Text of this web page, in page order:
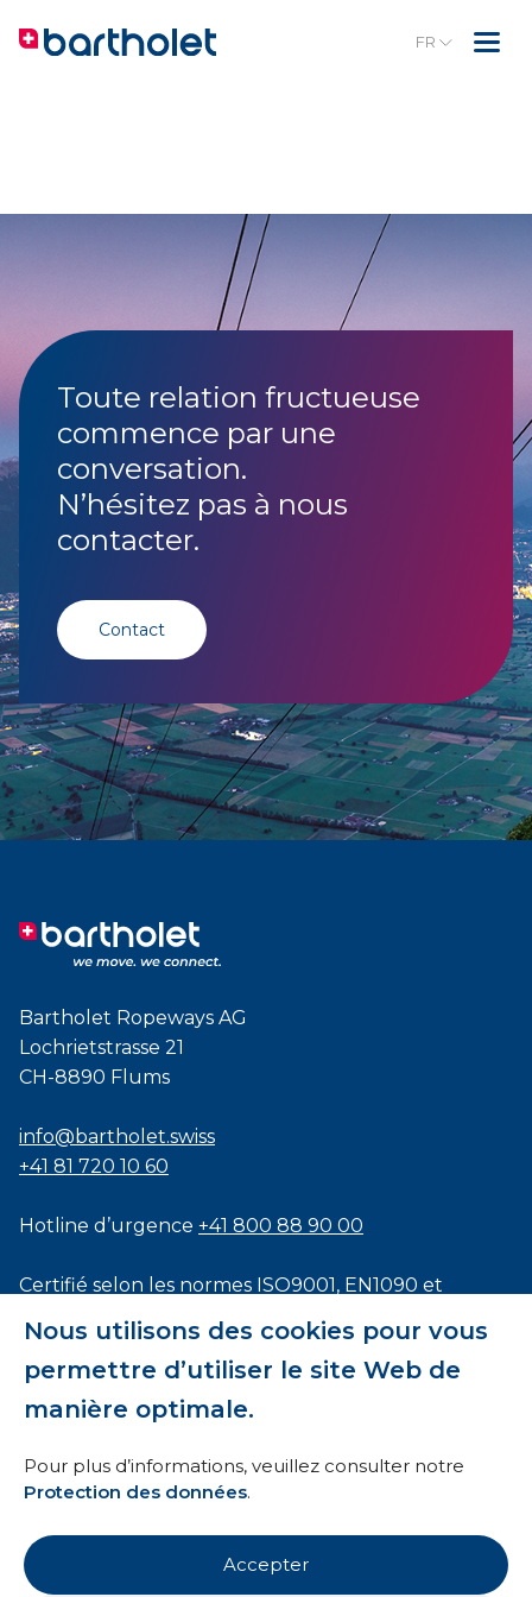
Nous utilisons des cookies pour vous
permettre d’utiliser le site Web de
manière optimale.
Pour plus d’informations, veuillez consulter notre
Protection des données.
Accepter
FR
Toute relation fructueuse
commence par une
conversation.
N’hésitez pas à nous
contacter.
Contact
Bartholet Ropeways AG
Lochrietstrasse 21
CH-8890 Flums
info@bartholet.swiss
+41 81 720 10 60
Hotline d’urgence +41 800 88 90 00
Certifié selon les normes ISO9001, EN1090 et
Conditions générales
Mentions légales